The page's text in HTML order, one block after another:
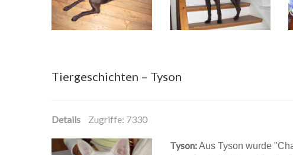
Tiergeschichten – Tyson
Details Zugriffe: 7330
Tyson:Aus Tyson wurde